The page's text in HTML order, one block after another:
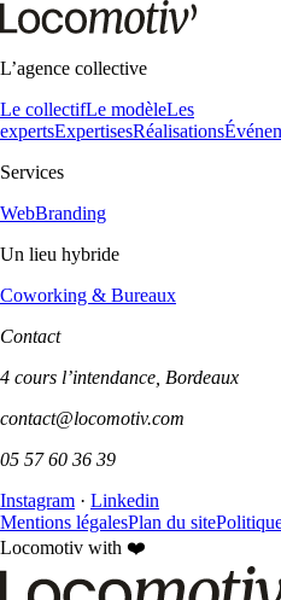
L’agence collective
Le collectifLe modèleLes
expertsExpertisesRéalisations
Services
WebBranding
Un lieu hybride
Coworking & Bureaux
Contact
4 cours l’intendance, Bordeaux
contact@locomotiv.com
05 57 60 36 39
Instagram · Linkedin
Mentions légalesPlan du site
Locomotiv with ❤️